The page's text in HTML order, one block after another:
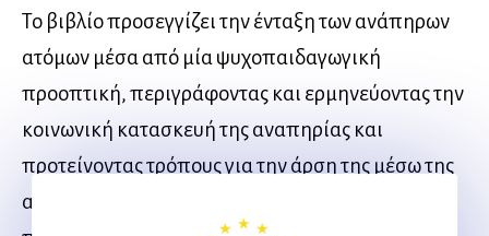
Το βιβλίο προσεγγίζει την ένταξη των ανάπηρων
ατόμων μέσα από μία ψυχοπαιδαγωγική
προοπτική, περιγράφοντας και ερμηνεύοντας την
κοινωνική κατασκευή της αναπηρίας και
προτείνοντας τρόπους για την άρση της μέσω της
αλληλοαποδοχής. Απευθύνεται σ’ όλα τα άτομα